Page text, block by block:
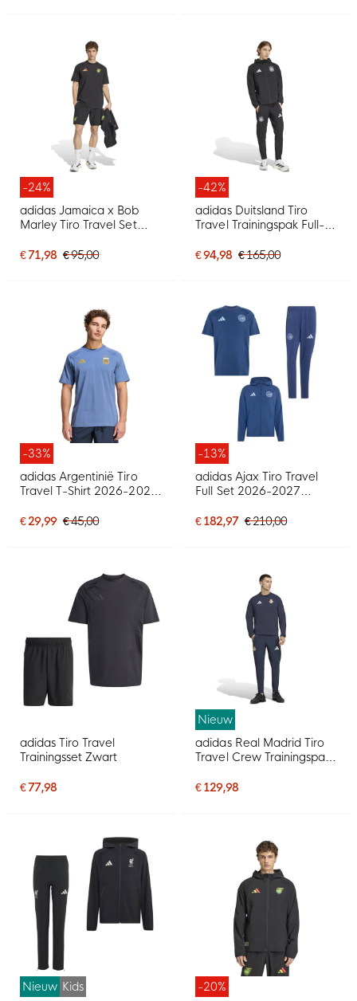
-24%
adidas Jamaica x Bob
Marley Tiro Travel Set
Geel Rood
€ 71,98 € 95,00
-42%
adidas Duitsland Tiro
Travel Trainingspak Full-
€ 94,98 € 165,00
-33%
adidas Argentinië Tiro
Travel T-Shirt 2026-2028
€ 29,99 € 45,00
-13%
adidas Ajax Tiro Travel
Full Set 2026-2027
€ 182,97 € 210,00
adidas Tiro Travel
Trainingsset Zwart
€ 77,98
Nieuw
adidas Real Madrid Tiro
Travel Crew Trainingspak
Wit
€ 129,98
Nieuw Kids
-20%